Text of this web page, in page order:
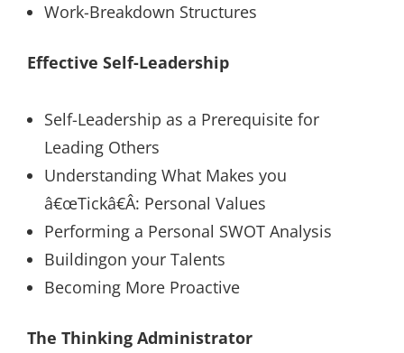
Work-Breakdown Structures
Effective Self-Leadership
Self-Leadership as a Prerequisite for
Leading Others
Understanding What Makes you
â€œTickâ€Â: Personal Values
Performing a Personal SWOT Analysis
Buildingon your Talents
Becoming More Proactive
The Thinking Administrator